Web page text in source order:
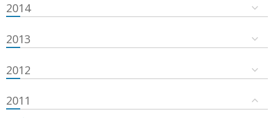
2014
2013
2012
2011